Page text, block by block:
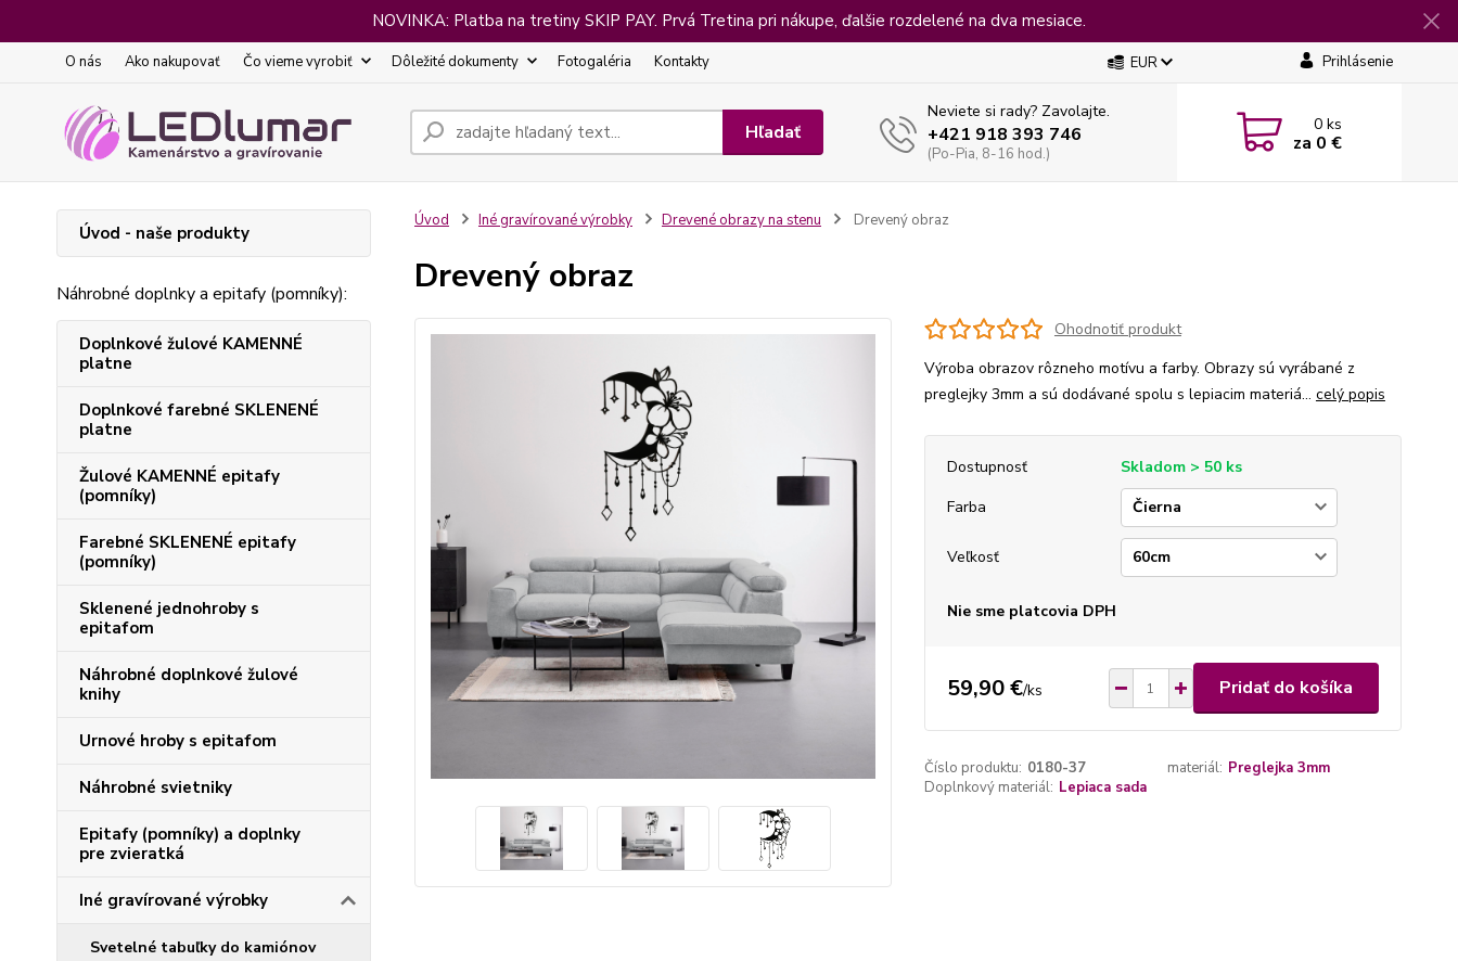
NOVINKA: Platba na tretiny SKIP PAY. Prvá Tretina pri nákupe, ďalšie rozdelené na dva mesiace.
O nás Ako nakupovať Čo vieme vyrobiť Dôležité dokumenty Fotogaléria Kontakty EUR Prihlásenie
Hľadať
Neviete si rady? Zavolajte.
+421 918 393 746
(Po-Pia, 8-16 hod.)
0ks
za 0 €
Úvod - naše produkty
Náhrobné doplnky a epitafy (pomníky):
Doplnkové žulové KAMENNÉ
platne
Doplnkové farebné SKLENENÉ
platne
Žulové KAMENNÉ epitafy
(pomníky)
Farebné SKLENENÉ epitafy
(pomníky)
Sklenené jednohroby s
epitafom
Náhrobné doplnkové žulové
knihy
Urnové hroby s epitafom
Náhrobné svietniky
Epitafy (pomníky) a doplnky
pre zvieratká
Iné gravírované výrobky
Svetelné tabuľky do kamiónov
Úvod Iné gravírované výrobky Drevené obrazy na stenu Drevený obraz
Drevený obraz
Ohodnotiť produkt
Výroba obrazov rôzneho motívu a farby. Obrazy sú vyrábané z
preglejky 3mm a sú dodávané spolu s lepiacim materiá... celý popis
Dostupnosť
Skladom > 50 ks
Farba
Veľkosť
Nie sme platcovia DPH
59,90 €/ks Pridať do košíka
Číslo produktu: 0180-37 materiál: Preglejka 3mm
Doplnkový materiál: Lepiaca sada